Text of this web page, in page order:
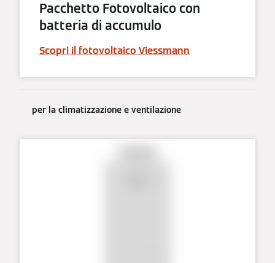
Pacchetto Fotovoltaico con
batteria di accumulo
Scopri il fotovoltaico Viessmann
per la climatizzazione e ventilazione